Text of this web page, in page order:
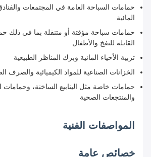
حمامات السباحة العامة في المجتمعات
المائية
حمامات سباحة مؤقتة أو متنقلة بما في ذلك
القابلة للنفخ والأطفال
تربية الأحياء المائية وبرك المناظر الطبيعية
الخزانات الصناعية للمواد الكيميائية والصرف
حمامات خاصة مثل الينابيع الساخنة، وحمامات
والمنتجعات الصحية
المواصفات الفنية
خصائص عامة